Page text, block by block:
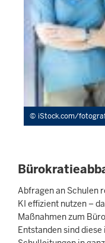
iStock.com/
Abfragen an Schulen
KI effizient nutzen –
Maßnahmen zum
Entstanden sind